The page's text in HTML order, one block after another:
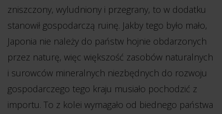
zniszczony, wyludniony i przegrany, to w dodatku
stanowił gospodarczą ruinę. Jakby tego było mało,
Japonia nie należy do państw hojnie obdarzonych
przez naturę, więc większość zasobów naturalnych
i surowców mineralnych niezbędnych do rozwoju
gospodarczego tego kraju musiało pochodzić z
importu. To z kolei wymagało od biednego państwa